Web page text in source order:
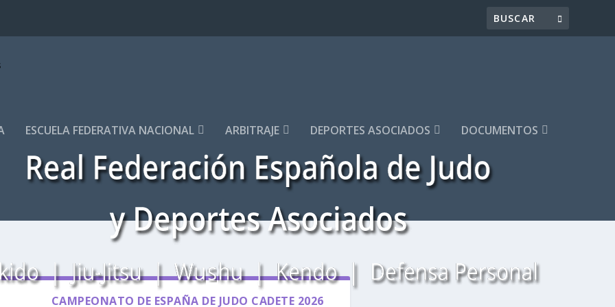
ESCUELA FEDERATIVA NACIONAL ARBITRAJE DEPORTES ASOCIADOS DOCUMENTOS
CAMPEONATO DE ESPAÑA DE JUDO CADETE 2026